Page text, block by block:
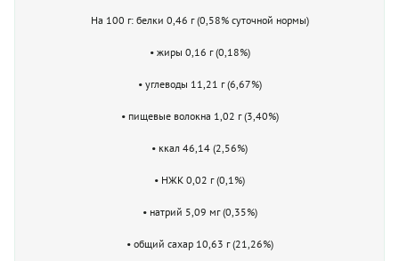
На 100 г: белки 0,46 г (0,58% суточной нормы)
• жиры 0,16 г (0,18%)
• углеводы 11,21 г (6,67%)
• пищевые волокна 1,02 г (3,40%)
• ккал 46,14 (2,56%)
• НЖК 0,02 г (0,1%)
• натрий 5,09 мг (0,35%)
• общий сахар 10,63 г (21,26%)